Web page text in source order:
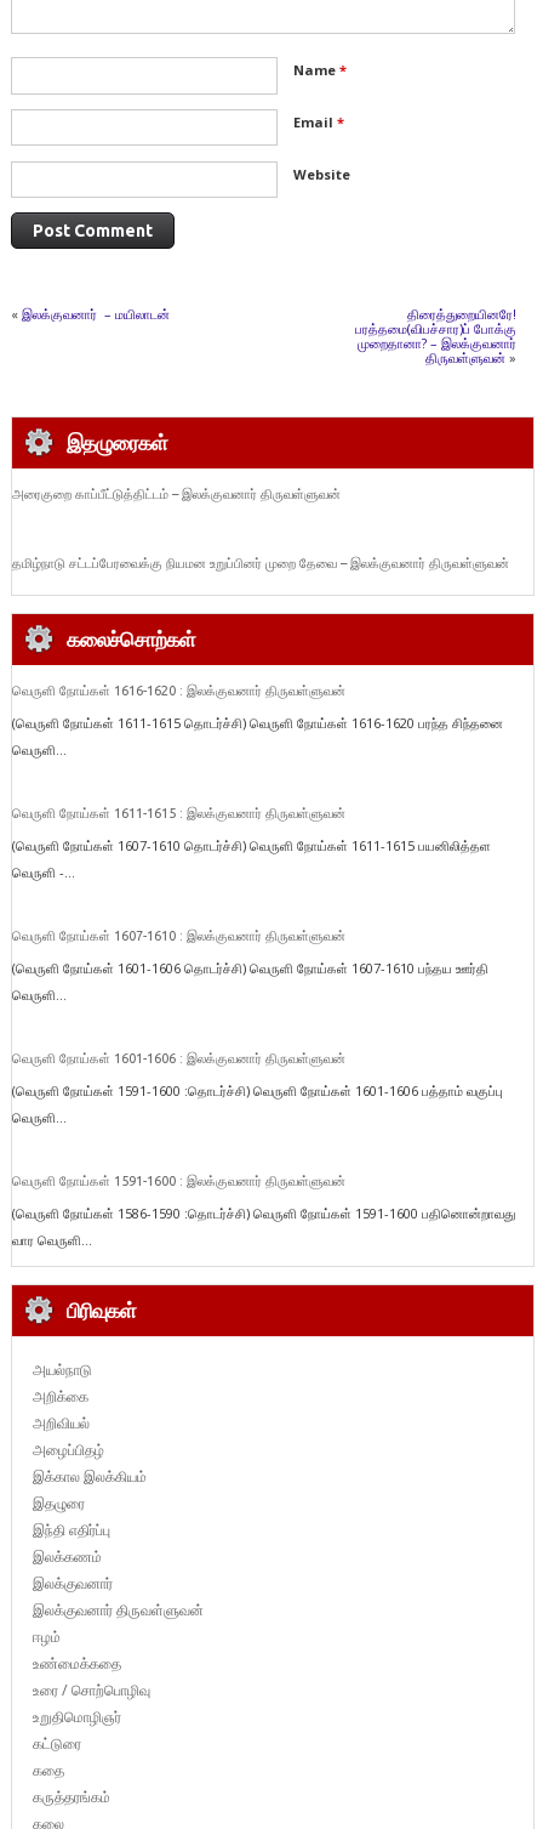
Name *
Email *
Website
« இலக்குவனார் – மயிலாடன்
திரைத்துறையினரே!
பரத்தமை(விபச்சார)ப் போக்கு
முறைதானா? – இலக்குவனார்
திருவள்ளுவன் »
இதழுரைகள்
அரைகுறை காப்பீட்டுத்திட்டம் – இலக்குவனார் திருவள்ளுவன்
தமிழ்நாடு சட்டப்பேரவைக்கு நியமன உறுப்பினர் முறை தேவை – இலக்குவனார் திருவள்ளுவன்
கலைச்சொற்கள்
வெருளி நோய்கள் 1616-1620 : இலக்குவனார் திருவள்ளுவன்
(வெருளி நோய்கள் 1611-1615 தொடர்ச்சி) வெருளி நோய்கள் 1616-1620 பரந்த சிந்தனை
வெருளி...
வெருளி நோய்கள் 1611-1615 : இலக்குவனார் திருவள்ளுவன்
(வெருளி நோய்கள் 1607-1610 தொடர்ச்சி) வெருளி நோய்கள் 1611-1615 பயனிலித்தள
வெருளி -...
வெருளி நோய்கள் 1607-1610 : இலக்குவனார் திருவள்ளுவன்
(வெருளி நோய்கள் 1601-1606 தொடர்ச்சி) வெருளி நோய்கள் 1607-1610 பந்தய ஊர்தி
வெருளி...
வெருளி நோய்கள் 1601-1606 : இலக்குவனார் திருவள்ளுவன்
(வெருளி நோய்கள் 1591-1600 :தொடர்ச்சி) வெருளி நோய்கள் 1601-1606 பத்தாம் வகுப்பு
வெருளி...
வெருளி நோய்கள் 1591-1600 : இலக்குவனார் திருவள்ளுவன்
(வெருளி நோய்கள் 1586-1590 :தொடர்ச்சி) வெருளி நோய்கள் 1591-1600 பதினொன்றாவது
வார வெருளி...
பிரிவுகள்
அயல்நாடு
அறிக்கை
அறிவியல்
அழைப்பிதழ்
இக்கால இலக்கியம்
இதழுரை
இந்தி எதிர்ப்பு
இலக்கணம்
இலக்குவனார்
இலக்குவனார் திருவள்ளுவன்
ஈழம்
உண்மைக்கதை
உரை / சொற்பொழிவு
உறுதிமொழிஞர்
கட்டுரை
கதை
கருத்தரங்கம்
கலை